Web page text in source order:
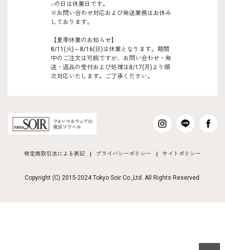
■の日は休業日です。
※お問い合わせ対応および発送業務はお休み
しております。
【夏季休業のお知らせ】
8/11(火)～8/16(日)は休業となります。期間
中のご注文は可能ですが、お問い合わせ・発
送・返品の受付および処理は8/17(月)より順
次対応いたします。ご了承ください。
特定商取引法による表記 プライバシーポリシー サイトポリシー
Copyright (C) 2015-2024 Tokyo Soir Co ,Ltd. All Rights Reserved.